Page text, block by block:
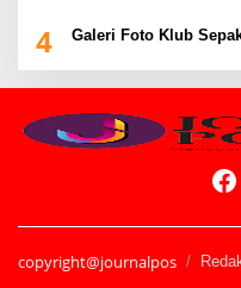
4 Galeri Foto Klub
copyright@journalpos